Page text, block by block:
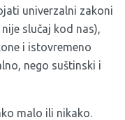
univerzalni zakoni
slučaj kod nas),
i istovremeno
nego suštinski i
malo ili nikako.